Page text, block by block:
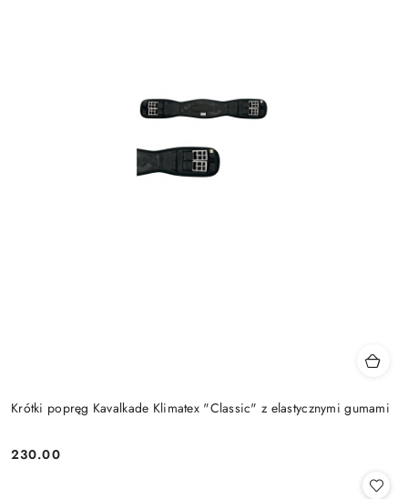
Krótki popręg Kavalkade Klimatex "Classic" z elastycznymi gumami
Cena:
230.00